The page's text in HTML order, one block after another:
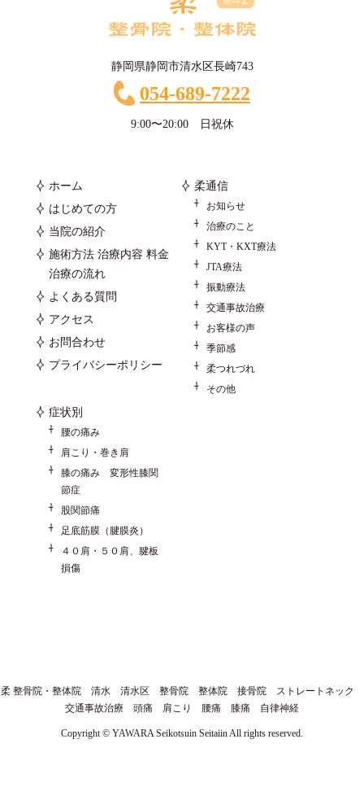
静岡県静岡市清水区長崎743
054-689-7222
9:00〜20:00 日祝休
ホーム
はじめての方
当院の紹介
施術方法 治療内容 料金
治療の流れ
よくある質問
アクセス
お問合わせ
プライバシーポリシー
柔通信
お知らせ
治療のこと
KYT・KXT療法
JTA療法
振動療法
交通事故治療
お客様の声
季節感
柔つれづれ
その他
症状別
腰の痛み
肩こり・巻き肩
膝の痛み 変形性膝関
節症
股関節痛
足底筋膜（腱膜炎）
４０肩・５０肩、腱板
損傷
柔 整骨院・整体院 清水 清水区 整骨院 整体院 接骨院 ストレートネック
交通事故治療 頭痛 肩こり 腰痛 膝痛 自律神経
Copyright © YAWARA Seikotsuin Seitaiin All rights reserved.